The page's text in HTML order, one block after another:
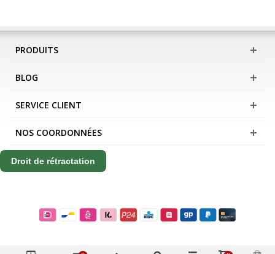
PRODUITS
BLOG
SERVICE CLIENT
NOS COORDONNÉES
Droit de rétractation